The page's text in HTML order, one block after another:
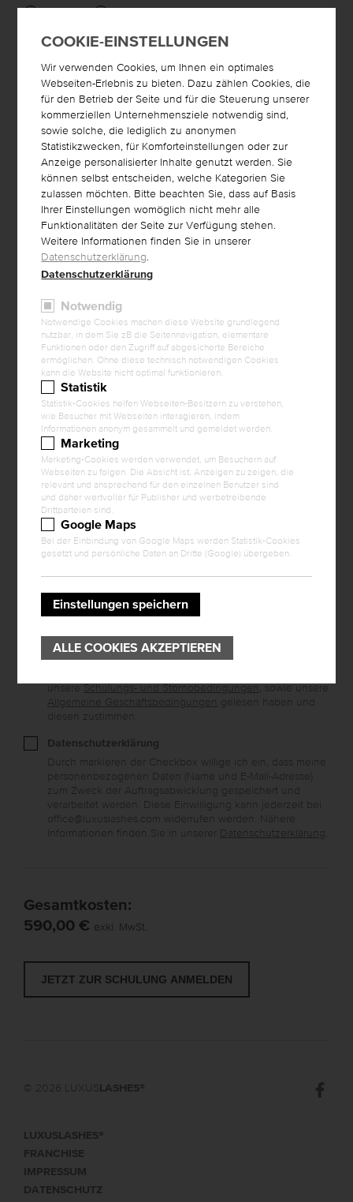
Vorname
Nachname *
Straße / Hausnummer*
PLZ
Ort*
Land*
Telefon*
E-Mail *
Website
DIVERSE ANMERKUNGEN
Anmerkungen
ALLGEMEINE GESCHÄFTS- UND
Allgemeine Geschäftsbedingungen
unsere
Schulungs- und Stornobedingungen , sowie unsere
Allgemeine Geschäftsbedingungen
gelesen haben und
diesen zustimmen.
Datenschutzerklärung
Durch markieren der Checkbox willige ich ein, dass meine
personenbezogenen Daten (Name und E-Mail-Adresse)
zum Zweck der Auftragsabwicklung gespeichert und
verarbeitet werden. Diese Einwilligung kann jederzeit bei
office@luxuslashes.com widerrufen werden. Nähere
Informationen finden Sie in unserer
Datenschutzerklärung
Gesamtkosten:
590,00 € exkl. MwSt.
© 2026 LUXUS LASHES ®
LUXUSLASHES®
FRANCHISE
IMPRESSUM
DATENSCHUTZ
COOKIE-EINSTELLUNGEN
Wir verwenden Cookies, um Ihnen ein optimales
Webseiten-Erlebnis zu bieten. Dazu zählen Cookies, die
für den Betrieb der Seite und für die Steuerung unserer
kommerziellen Unternehmensziele notwendig sind,
sowie solche, die lediglich zu anonymen
Statistikzwecken, für Komforteinstellungen oder zur
Anzeige personalisierter Inhalte genutzt werden. Sie
können selbst entscheiden, welche Kategorien Sie
zulassen möchten. Bitte beachten Sie, dass auf Basis
Ihrer Einstellungen womöglich nicht mehr alle
Funktionalitäten der Seite zur Verfügung stehen.
Weitere Informationen finden Sie in unserer
Datenschutzerklärung.
Datenschutzerklärung
Notwendig
Notwendige Cookies machen diese Website grundlegend
nutzbar, in dem Sie zB die Seitennavigation, elementare
Funktionen oder den Zugriff auf abgesicherte Bereiche
ermöglichen. Ohne diese technisch notwendigen Cookies
kann die Website nicht optimal funktionieren.
Statistik
Statistik-Cookies helfen Webseiten-Besitzern zu verstehen,
wie Besucher mit Webseiten interagieren, indem
Informationen anonym gesammelt und gemeldet werden.
Marketing
Marketing-Cookies werden verwendet, um Besuchern auf
Webseiten zu folgen. Die Absicht ist, Anzeigen zu zeigen, die
relevant und ansprechend für den einzelnen Benutzer sind
und daher wertvoller für Publisher und werbetreibende
Drittparteien sind.
Google Maps
Bei der Einbindung von Google Maps werden Statistik-Cookies
gesetzt und persönliche Daten an Dritte (Google) übergeben.
Einstellungen speichern
ALLE COOKIES AKZEPTIEREN